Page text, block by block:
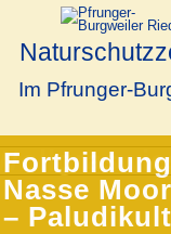
Im Pfrunger-
Nasse
–